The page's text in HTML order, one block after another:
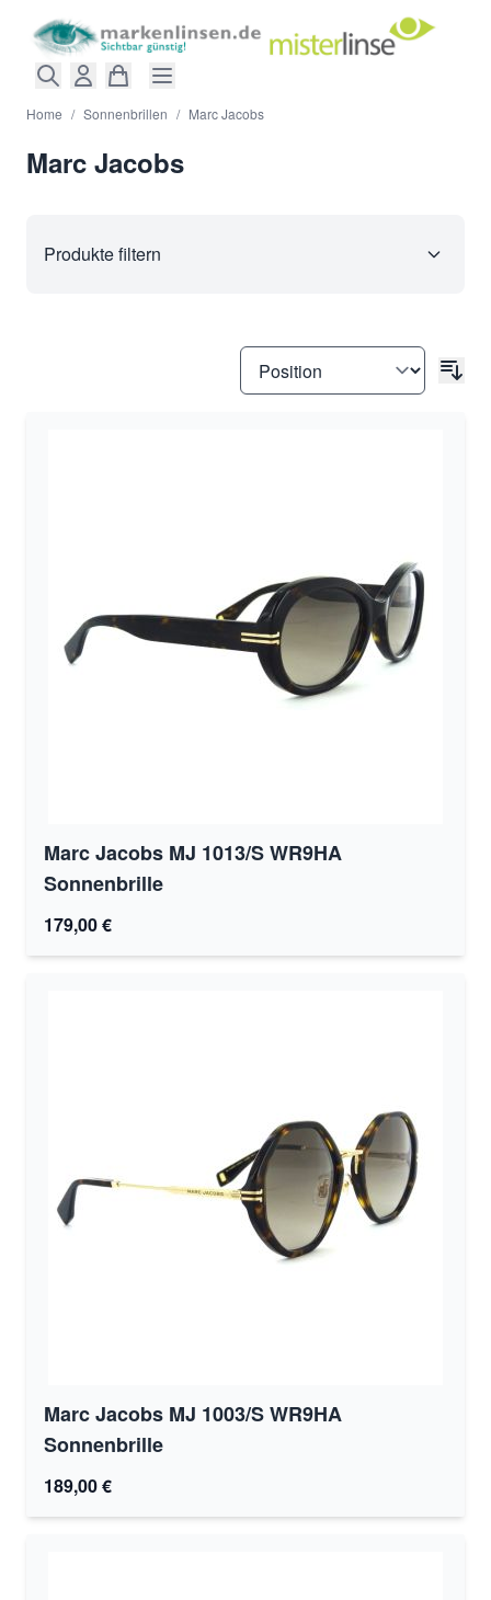
Home / Sonnenbrillen / Marc Jacobs
Marc Jacobs
Produkte filtern
Marc Jacobs MJ 1013/S WR9HA
Sonnenbrille
179,00 €
Marc Jacobs MJ 1003/S WR9HA
Sonnenbrille
189,00 €